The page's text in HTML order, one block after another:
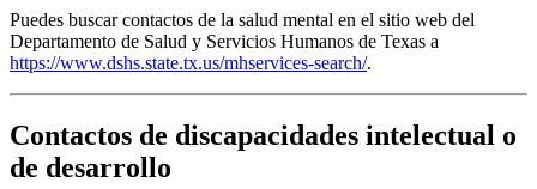
Puedes buscar contactos de la salud mental en el sitio web del
Departamento de Salud y Servicios Humanos de Texas a
https://www.dshs.state.tx.us/mhservices-search/.
Contactos de discapacidades intelectual o
de desarrollo